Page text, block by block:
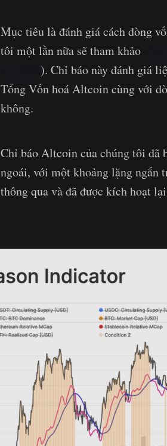
Mục tiêu là đánh giá cách dòng
tôi một lần nữa sẽ tham khảo
). Chỉ báo này đánh giá
Tổng Vốn hoá Altcoin cùng với
không.
Chỉ báo Altcoin của chúng tôi đã
ngoái, với một khoảng lặng ngắn
thông qua và đã được kích hoạt